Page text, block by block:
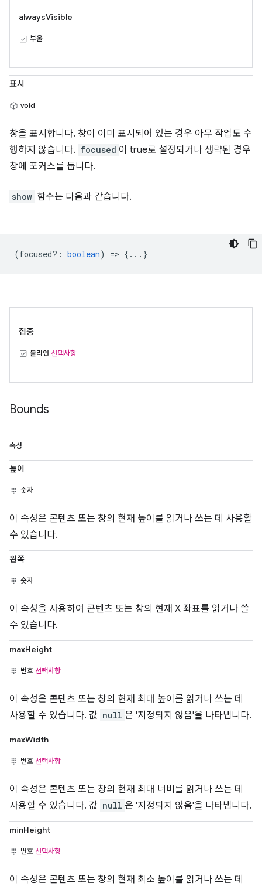
alwaysVisible
부울
표시
void
창을 표시합니다. 창이 이미 표시되어 있는 경우 아무 작업도 수
행하지 않습니다. focused 이 true로 설정되거나 생략된 경우
창에 포커스를 둡니다.
show 함수는 다음과 같습니다.
(focused? : boolean) => {...}
집중
불리언 선택사항
Bounds
속성
높이
숫자
이 속성은 콘텐츠 또는 창의 현재 높이를 읽거나 쓰는 데 사용할
수 있습니다.
왼쪽
숫자
이 속성을 사용하여 콘텐츠 또는 창의 현재 X 좌표를 읽거나 쓸
수 있습니다.
maxHeight
번호 선택사항
이 속성은 콘텐츠 또는 창의 현재 최대 높이를 읽거나 쓰는 데
사용할 수 있습니다. 값 null 은 '지정되지 않음'을 나타냅니다.
maxWidth
번호 선택사항
이 속성은 콘텐츠 또는 창의 현재 최대 너비를 읽거나 쓰는 데
사용할 수 있습니다. 값 null 은 '지정되지 않음'을 나타냅니다.
minHeight
번호 선택사항
이 속성은 콘텐츠 또는 창의 현재 최소 높이를 읽거나 쓰는 데